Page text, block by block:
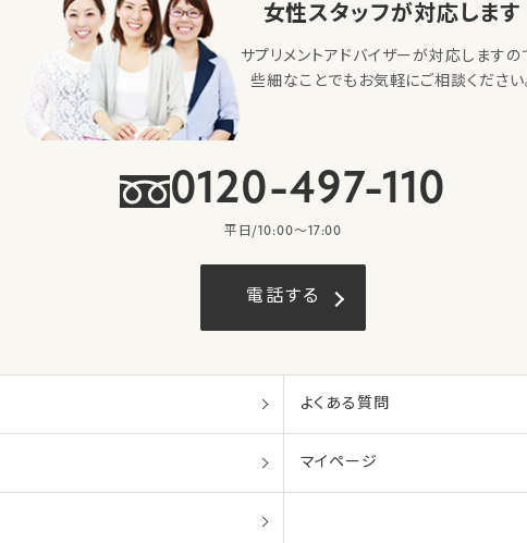
女性スタッフが対応します
サプリメントアドバイザーが対応しますの
些細なことでもお気軽にご相談ください
0120-497-110
平日/10:00〜17:00
電話する
よくある質問
マイページ